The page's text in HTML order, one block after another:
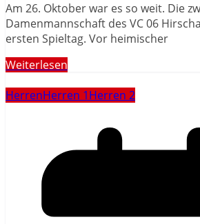
Am 26. Oktober war es so weit. Die
Damenmannschaft des VC 06
ersten Spieltag. Vor heimischer
Weiterlesen
HerrenHerren 1Herren 2